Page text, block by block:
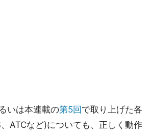
いは本連載の第5回 で取り上げた各
ATCなど)についても、正しく動作